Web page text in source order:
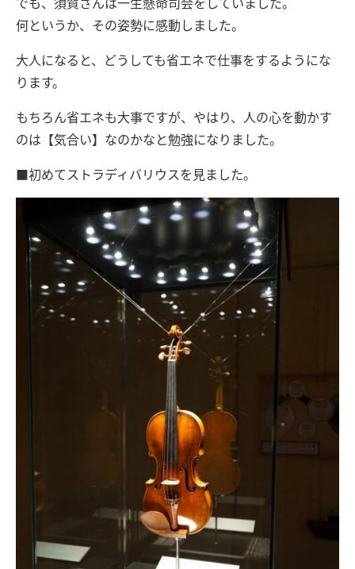
何というか、その姿勢に感動しました。
大人になると、どうしても省エネで仕事をするようにな
ります。
もちろん省エネも大事ですが、やはり、人の心を動かす
のは【気合い】なのかなと勉強になりました。
■初めてストラディバリウスを見ました。